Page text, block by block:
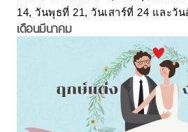
14, วันพุธที่ 21, วันเสาร์ที่ 24 และวัน
เดือนมีนาคม